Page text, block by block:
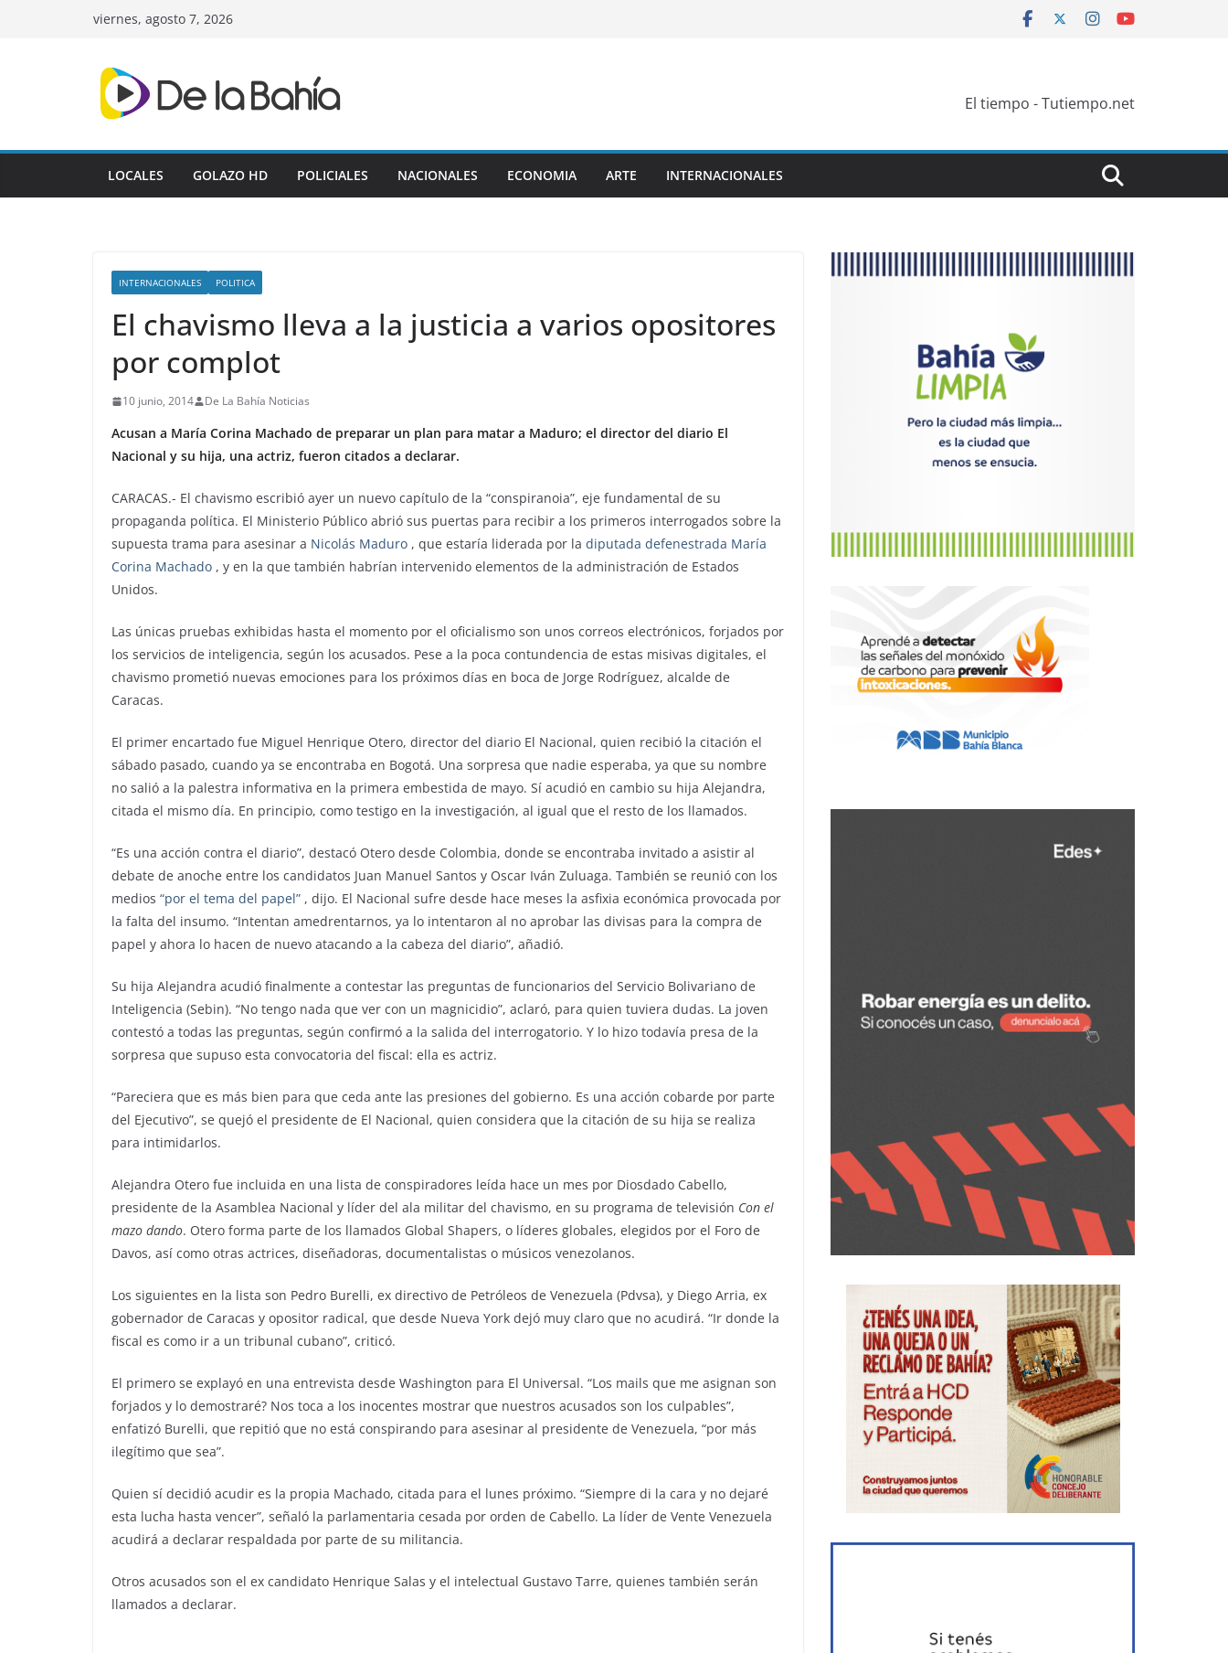
viernes, agosto 7, 2026
El tiempo - Tutiempo.net
LOCALES GOLAZO HD POLICIALES NACIONALES ECONOMIA ARTE INTERNACIONALES
INTERNACIONALES POLITICA
El chavismo lleva a la justicia a varios opositores
por complot
10 junio, 2014 De La Bahía Noticias
Acusan a María Corina Machado de preparar un plan para matar a Maduro; el director del diario El
Nacional y su hija, una actriz, fueron citados a declarar.
CARACAS.- El chavismo escribió ayer un nuevo capítulo de la “conspiranoia”, eje fundamental de su
propaganda política. El Ministerio Público abrió sus puertas para recibir a los primeros interrogados sobre la
supuesta trama para asesinar a Nicolás Maduro , que estaría liderada por la diputada defenestrada María
Corina Machado , y en la que también habrían intervenido elementos de la administración de Estados
Unidos.
Las únicas pruebas exhibidas hasta el momento por el oficialismo son unos correos electrónicos, forjados por
los servicios de inteligencia, según los acusados. Pese a la poca contundencia de estas misivas digitales, el
chavismo prometió nuevas emociones para los próximos días en boca de Jorge Rodríguez, alcalde de
Caracas.
El primer encartado fue Miguel Henrique Otero, director del diario El Nacional, quien recibió la citación el
sábado pasado, cuando ya se encontraba en Bogotá. Una sorpresa que nadie esperaba, ya que su nombre
no salió a la palestra informativa en la primera embestida de mayo. Sí acudió en cambio su hija Alejandra,
citada el mismo día. En principio, como testigo en la investigación, al igual que el resto de los llamados.
“Es una acción contra el diario”, destacó Otero desde Colombia, donde se encontraba invitado a asistir al
debate de anoche entre los candidatos Juan Manuel Santos y Oscar Iván Zuluaga. También se reunió con los
medios “por el tema del papel” , dijo. El Nacional sufre desde hace meses la asfixia económica provocada por
la falta del insumo. “Intentan amedrentarnos, ya lo intentaron al no aprobar las divisas para la compra de
papel y ahora lo hacen de nuevo atacando a la cabeza del diario”, añadió.
Su hija Alejandra acudió finalmente a contestar las preguntas de funcionarios del Servicio Bolivariano de
Inteligencia (Sebin). “No tengo nada que ver con un magnicidio”, aclaró, para quien tuviera dudas. La joven
contestó a todas las preguntas, según confirmó a la salida del interrogatorio. Y lo hizo todavía presa de la
sorpresa que supuso esta convocatoria del fiscal: ella es actriz.
“Pareciera que es más bien para que ceda ante las presiones del gobierno. Es una acción cobarde por parte
del Ejecutivo”, se quejó el presidente de El Nacional, quien considera que la citación de su hija se realiza
para intimidarlos.
Alejandra Otero fue incluida en una lista de conspiradores leída hace un mes por Diosdado Cabello,
presidente de la Asamblea Nacional y líder del ala militar del chavismo, en su programa de televisión Con el
mazo dando. Otero forma parte de los llamados Global Shapers, o líderes globales, elegidos por el Foro de
Davos, así como otras actrices, diseñadoras, documentalistas o músicos venezolanos.
Los siguientes en la lista son Pedro Burelli, ex directivo de Petróleos de Venezuela (Pdvsa), y Diego Arria, ex
gobernador de Caracas y opositor radical, que desde Nueva York dejó muy claro que no acudirá. “Ir donde la
fiscal es como ir a un tribunal cubano”, criticó.
El primero se explayó en una entrevista desde Washington para El Universal. “Los mails que me asignan son
forjados y lo demostraré? Nos toca a los inocentes mostrar que nuestros acusados son los culpables”,
enfatizó Burelli, que repitió que no está conspirando para asesinar al presidente de Venezuela, “por más
ilegítimo que sea”.
Quien sí decidió acudir es la propia Machado, citada para el lunes próximo. “Siempre di la cara y no dejaré
esta lucha hasta vencer”, señaló la parlamentaria cesada por orden de Cabello. La líder de Vente Venezuela
acudirá a declarar respaldada por parte de su militancia.
Otros acusados son el ex candidato Henrique Salas y el intelectual Gustavo Tarre, quienes también serán
llamados a declarar.